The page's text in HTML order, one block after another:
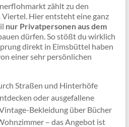
zählt zu den
Hier entsteht eine ganz
nur Privatpersonen aus dem
dürfen. So stößt du wirklich
direkt in Eimsbüttel haben
einer sehr persönlichen
Straßen und Hinterhöfe
oder ausgefallene
Bekleidung über Bücher
– das Angebot ist